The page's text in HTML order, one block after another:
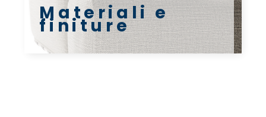
Materiali e
finiture